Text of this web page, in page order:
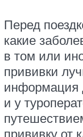
Перед
какие
в том или
прививки
информация
и у
прививку от